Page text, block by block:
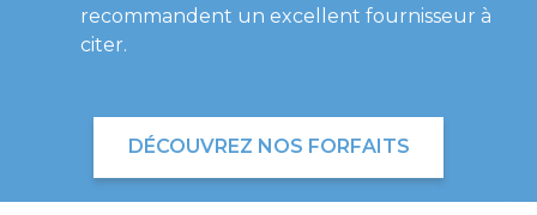
recommandent un excellent fournisseur à
citer.
DÉCOUVREZ NOS FORFAITS